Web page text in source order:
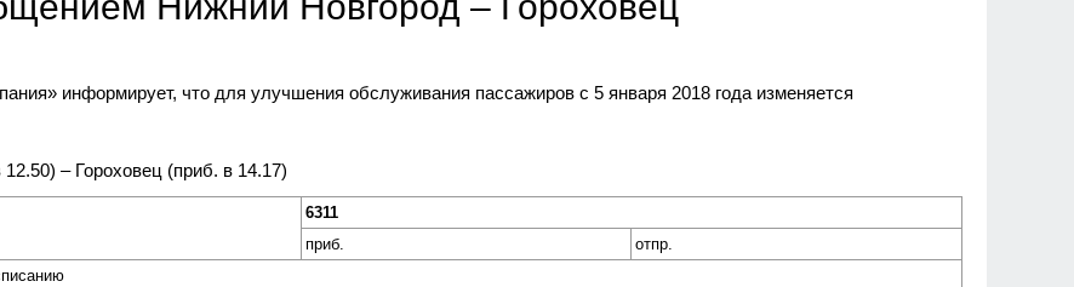
информирует, что для улучшения обслуживания пассажиров с 5 января 2018 года изменяется
– Гороховец (приб. в 14.17)
6311
приб.
отпр.